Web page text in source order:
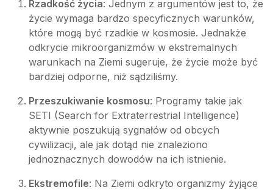
Rzadkość życia: Jednym z argumentów jest to, że
życie wymaga bardzo specyficznych warunków,
które mogą być rzadkie w kosmosie. Jednakże
odkrycie mikroorganizmów w ekstremalnych
warunkach na Ziemi sugeruje, że życie może być
bardziej odporne, niż sądziliśmy.
Przeszukiwanie kosmosu: Programy takie jak
SETI (Search for Extraterrestrial Intelligence)
aktywnie poszukują sygnałów od obcych
cywilizacji, ale jak dotąd nie znaleziono
jednoznacznych dowodów na ich istnienie.
Ekstremofile: Na Ziemi odkryto organizmy żyjące